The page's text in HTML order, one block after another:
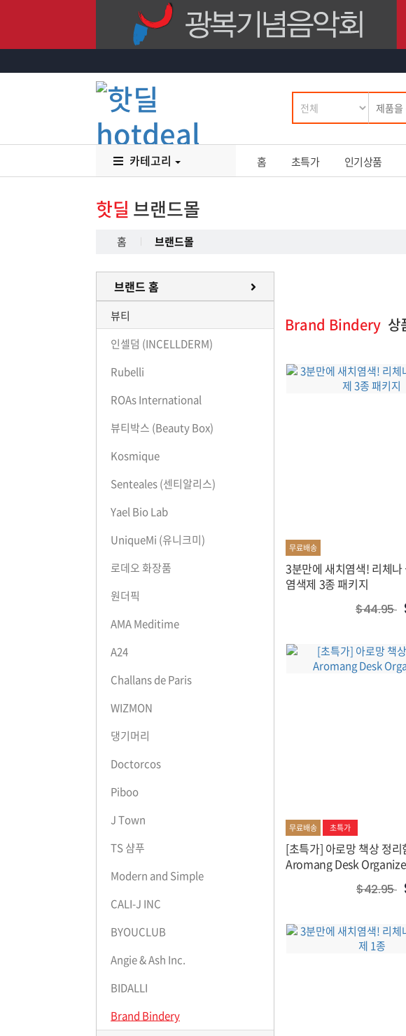
카테고리 홈 초특가 인기상품
핫딜 브랜드몰
홈
브랜드몰
브랜드 홈
뷰티
인셀덤 (INCELLDERM)
Rubelli
ROAs International
뷰티박스 (Beauty Box)
Kosmique
Senteales (센티알리스)
Yael Bio Lab
UniqueMi (유니크미)
로데오 화장품
원더픽
AMA Meditime
A24
Challans de Paris
WIZMON
댕기머리
Doctorcos
Piboo
J Town
TS 샴푸
Modern and Simple
CALI-J INC
BYOUCLUB
Angie & Ash Inc.
BIDALLI
Brand Bindery
Brand Bindery 상
무료배송
3분만에 새치염색! 리체나
염색제 3종 패키지
$44.95
무료배송 초특가
[초특가] 아로망 책상 정리
Aromang Desk
$42.95